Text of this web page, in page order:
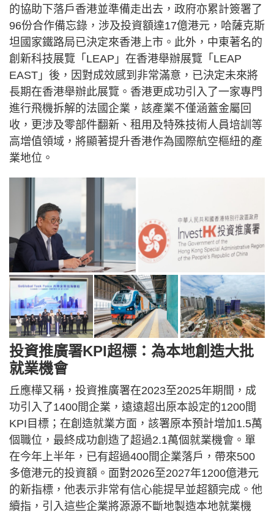
的協助下落戶香港並準備走出去，政府亦累計簽署了
96份合作備忘錄，涉及投資額達17億港元，哈薩克斯
坦國家鐵路局已決定來香港上市。此外，中東著名的
創新科技展覽「LEAP」在香港舉辦展覽「LEAP
EAST」後，因對成效感到非常滿意，已決定未來將
長期在香港舉辦此展覽。香港更成功引入了一家專門
進行飛機拆解的法國企業，該產業不僅涵蓋金屬回
收，更涉及零部件翻新、租用及特殊技術人員培訓等
高增值領域，將顯著提升香港作為國際航空樞紐的產
業地位。
投資推廣署KPI超標：為本地創造大批
就業機會
丘應樺又稱，投資推廣署在2023至2025年期間，成
功引入了1400間企業，遠遠超出原本設定的1200間
KPI目標；在創造就業方面，該署原本預計增加1.5萬
個職位，最終成功創造了超過2.1萬個就業機會。單
在今年上半年，已有超過400間企業落戶，帶來500
多億港元的投資額。面對2026至2027年1200億港元
的新指標，他表示非常有信心能提早並超額完成。他
續指，引入這些企業將源源不斷地製造本地就業機